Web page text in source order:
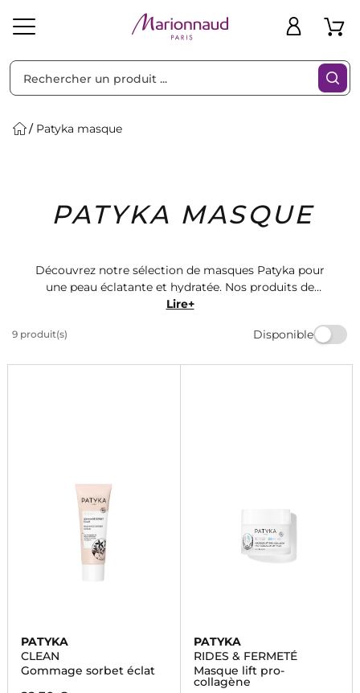
Solaire Homme Marques Idées
Cadeaux
Bons
Plans
Patyka masque
PATYKA MASQUE
Découvrez notre sélection de masques Patyka pour
une peau éclatante et hydratée. Nos produits de
qualité vous offrent une expérience sensorielle unique.
tous les types de peau sur Marionnaud. Prenez soin de
Lire+
9 produit(s) Disponible
Filtres
PATYKA
CLEAN
Gommage sorbet éclat
PATYKA
RIDES & FERMETÉ
Masque lift pro-
collagène